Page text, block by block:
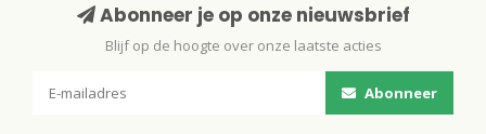
Abonneer je op onze nieuwsbrief
Blijf op de hoogte over onze laatste acties
Abonneer